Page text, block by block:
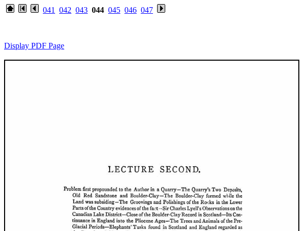
041 042 043 044 045 046 047
Display PDF Page